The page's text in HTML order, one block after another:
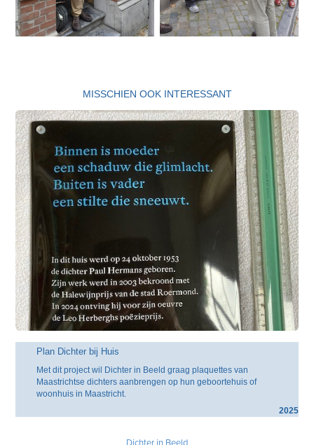
MISSCHIEN OOK INTERESSANT
Plan Dichter bij Huis
Met dit project wil Dichter in Beeld graag plaquettes van
Maastrichtse dichters aanbrengen op hun geboortehuis of
woonhuis in Maastricht.
2025